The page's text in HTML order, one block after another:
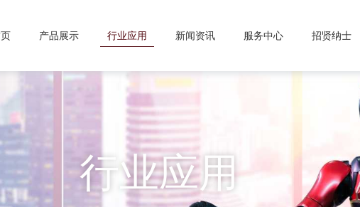
产品展示 行业应用 新闻资讯 服务中心 招贤纳士
行业应用